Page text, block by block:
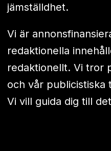
jämställdhet.
Vi är
redaktionella
redaktionellt. Vi tror
och vår publicistiska
Vi vill guida dig till